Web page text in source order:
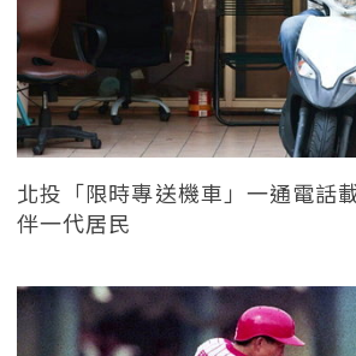
北投「限時專送機車」一通電話
伴一代居民